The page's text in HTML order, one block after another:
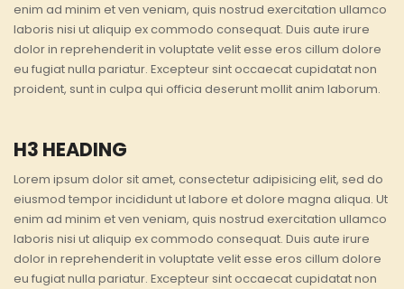
enim ad minim et ven veniam, quis nostrud exercitation ullamco
laboris nisi ut aliquip ex commodo consequat. Duis aute irure
dolor in reprehenderit in voluptate velit esse eros cillum dolore
eu fugiat nulla pariatur. Excepteur sint occaecat cupidatat non
proident, sunt in culpa qui officia deserunt mollit anim laborum.
H3 HEADING
Lorem ipsum dolor sit amet, consectetur adipisicing elit, sed do
eiusmod tempor incididunt ut labore et dolore magna aliqua. Ut
enim ad minim et ven veniam, quis nostrud exercitation ullamco
laboris nisi ut aliquip ex commodo consequat. Duis aute irure
dolor in reprehenderit in voluptate velit esse eros cillum dolore
eu fugiat nulla pariatur. Excepteur sint occaecat cupidatat non